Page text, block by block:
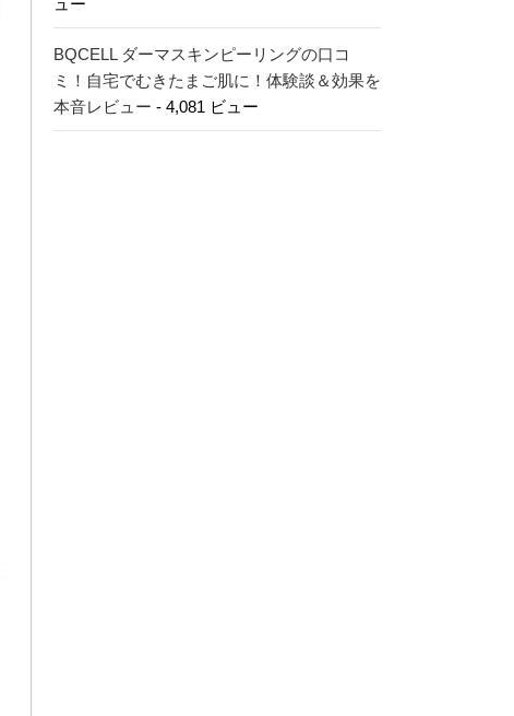
ュー
BQCELL ダーマスキンピーリングの口コ
ミ！自宅でむきたまご肌に！体験談＆効果を
本音レビュー - 4,081 ビュー